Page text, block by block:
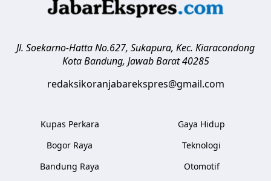
Jl. Soekarno-Hatta No.627, Sukapura, Kec. Kiaracondong
Kota Bandung, Jawab Barat 40285
redaksikoranjabarekspres@gmail.com
Kupas Perkara
Bogor Raya
Bandung Raya
Gaya Hidup
Teknologi
Otomotif